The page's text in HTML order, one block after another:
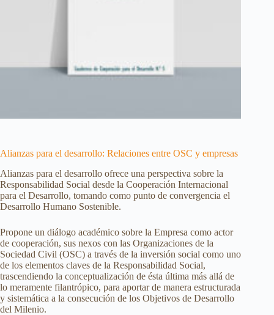
Alianzas para el desarrollo: Relaciones entre OSC y empresas
Alianzas para el desarrollo ofrece una perspectiva sobre la
Responsabilidad Social desde la Cooperación Internacional
para el Desarrollo, tomando como punto de convergencia el
Desarrollo Humano Sostenible.
Propone un diálogo académico sobre la Empresa como actor
de cooperación, sus nexos con las Organizaciones de la
Sociedad Civil (OSC) a través de la inversión social como uno
de los elementos claves de la Responsabilidad Social,
trascendiendo la conceptualización de ésta última más allá de
lo meramente filantrópico, para aportar de manera estructurada
y sistemática a la consecución de los Objetivos de Desarrollo
del Milenio.